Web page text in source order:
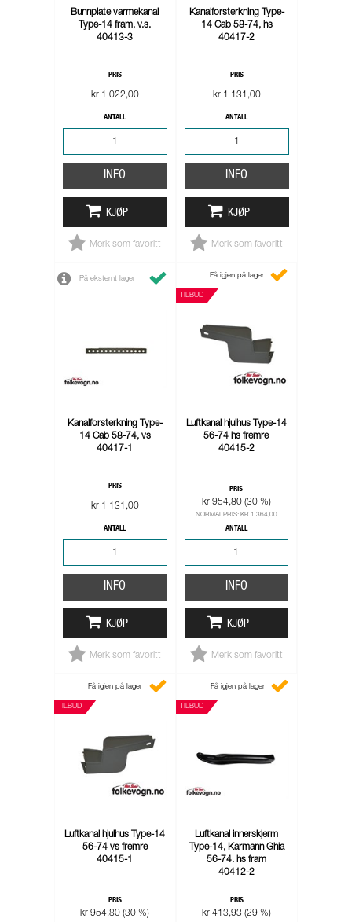
Bunnplate varmekanal
Type-14 fram, v.s.
40413-3
PRIS
kr 1 022,00
ANTALL
INFO
KJØP
Merk som favoritt
Kanalforsterkning Type-
14 Cab 58-74, hs
40417-2
PRIS
kr 1 131,00
ANTALL
INFO
KJØP
Merk som favoritt
På eksternt lager
Kanalforsterkning Type-
14 Cab 58-74, vs
40417-1
PRIS
kr 1 131,00
ANTALL
INFO
KJØP
Merk som favoritt
TILBUD
Få igjen på lager
Luftkanal hjulhus Type-14
56-74 hs fremre
40415-2
PRIS
kr 954,80 (30 %)
NORMALPRIS: KR 1 364,00
ANTALL
INFO
KJØP
Merk som favoritt
TILBUD
Få igjen på lager
Luftkanal hjulhus Type-14
56-74 vs fremre
40415-1
PRIS
kr 954,80 (30 %)
TILBUD
Få igjen på lager
Luftkanal innerskjerm
Type-14, Karmann Ghia
56-74. hs fram
40412-2
PRIS
kr 413,93 (29 %)